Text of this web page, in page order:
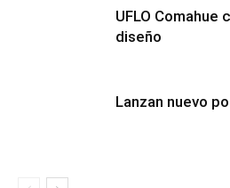
UFLO Comahue
diseño
Lanzan nuevo